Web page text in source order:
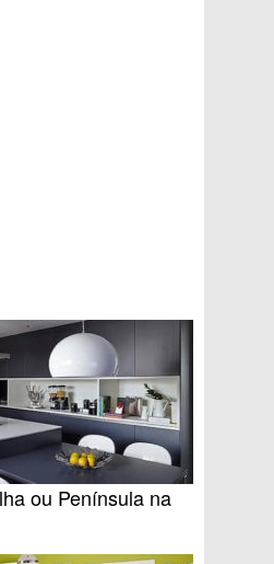
ou Península na